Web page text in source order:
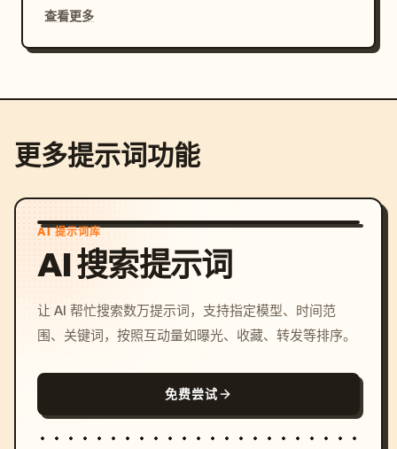
查看更多
更多提示词功能
AI 提示词库
AI 搜索提示词
让 AI 帮忙搜索数万提示词，支持指定模型、时间范
围、关键词，按照互动量如曝光、收藏、转发等排序。
免费尝试